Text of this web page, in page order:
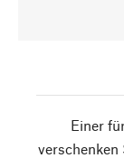
Einer
verschenken